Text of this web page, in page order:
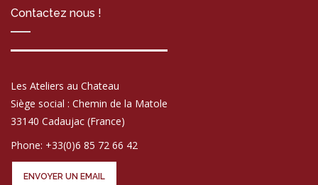
Contactez nous !
Les Ateliers au Chateau
Siège social : Chemin de la Matole
33140 Cadaujac (France)
Phone: +33(0)6 85 72 66 42
ENVOYER UN EMAIL